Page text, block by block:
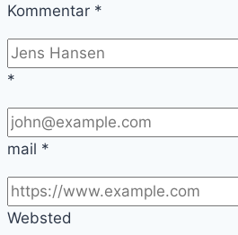
Kommentar *
*
mail *
Websted